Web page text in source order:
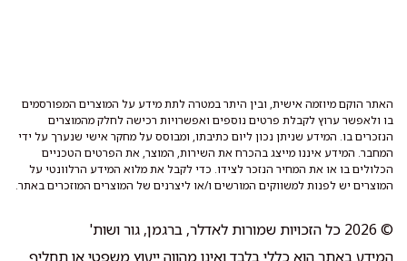
האתר הוקם מיוזמה אישית, ובין היתר במטרה לתת מידע על המוצרים המפורסמים
בו ולאפשר ערוץ לקבלת פרטים נוספים ואפשרויות רכישה לחלק מהמוצרים
הנזכרים בו. המידע שניתן נכון ליום כתיבתו, ומבוסס על מחקר אישי שנערך על ידי
המחבר. המידע איננו מייצג בהכרח את השירות, המוצר, את הפרטים הטכניים
הכלולים בו או את המחיר הנזכר לצידו. כדי לקבל את מלוא המידע הרלוונטי על
המוצרים יש לפנות למשווקים המורשים ו/או ליצרנים של המוצרים המוזכרים באתר.
© 2026 כל הזכויות שמורות לאדלר, ברגמן, גור ושות'
המידע באתר הוא כללי בלבד ואינו מהווה ייעוץ משפטי או תחליף